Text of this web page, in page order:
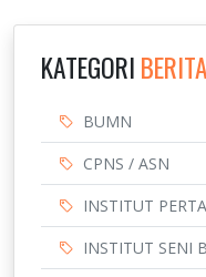
KATEGORI BERITA
BUMN
CPNS / ASN
INSTITUT
INSTITUT SENI